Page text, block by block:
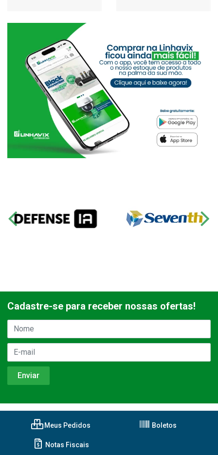
Cadastre-se para receber nossas ofertas!
Meus Pedidos Boletos
Notas Fiscais